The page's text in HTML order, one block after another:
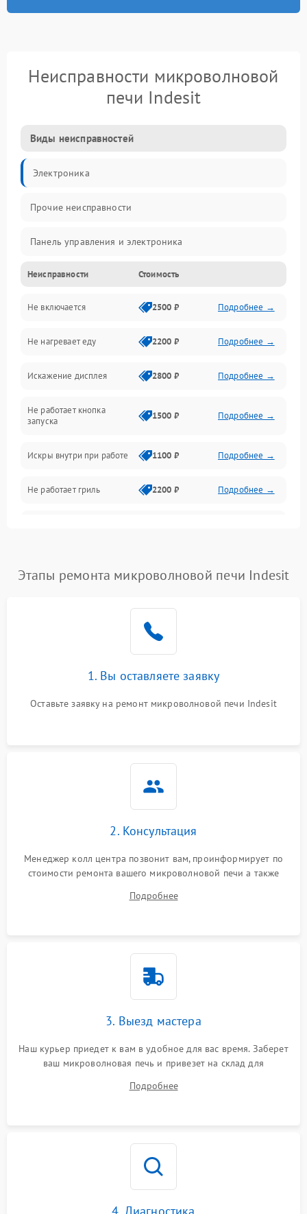
Неисправности микроволновой
печи Indesit
Виды неисправностей
Электроника
Прочие неисправности
Панель управления и электроника
Дверца и корпус
Механика и внутренние элементы
Механические повреждения
Питание и запуск
Нагрев и приготовление
Программное обеспечение
Неисправности Стоимость
Не включается 2500 ₽ Подробнее →
Не нагревает еду 2200 ₽ Подробнее →
Искажение дисплея 2800 ₽ Подробнее →
Не работает кнопка
запуска
1500 ₽ Подробнее →
Искры внутри при работе 1100 ₽ Подробнее →
Не работает гриль 2200 ₽ Подробнее →
Подробнее →
2200 ₽
Не работают сенсорные
1000 ₽
Этапы ремонта микроволновой печи Indesit
1. Вы оставляете заявку
Оставьте заявку на ремонт микроволновой печи Indesit
2. Консультация
Менеджер колл центра позвонит вам, проинформирует по
стоимости ремонта вашего микроволновой печи а также
Подробнее
3. Выезд мастера
Наш курьер приедет к вам в удобное для вас время. Заберет
ваш микроволновая печь и привезет на склад для
Подробнее